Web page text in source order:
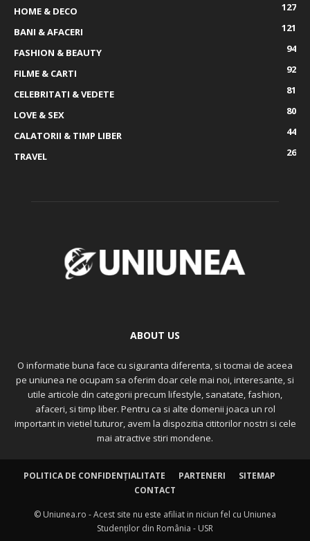
HOME & DECO
127
BANI & AFACERI
121
FASHION & BEAUTY
94
FILME & CARTI
92
CELEBRITATI & VEDETE
81
LOVE & SEX
80
CALATORII & TIMP LIBER
44
TRAVEL
26
ABOUT US
O informatie buna face cu siguranta diferenta, si tocmai de aceea
pe uniunea ne ocupam sa oferim doar cele mai noi, interesante, si
utile articole din categorii precum lifestyle, sanatate, fashion,
afaceri, si timp liber. Pentru ca si alte domenii joaca un rol
important in vietiel tuturor, avem la dispozitia cititorilor nostri si cele
mai atractive stiri mondene.
POLITICA DE CONFIDENȚIALITATE PARTENERI
SITEMAP
CONTACT
© Uniunea.ro - Acest site nu este afiliat in niciun fel cu Uniunea
Studenților din România - USR